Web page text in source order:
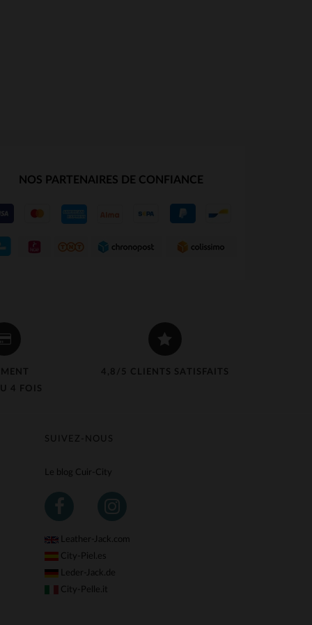
4 FOIS
4,8/5 CLIENTS SATISFAITS
NOS PARTENAIRES DE CONFIANCE
SUIVEZ-NOUS
Le blog Cuir-City
Leather-Jack.com
City-Piel.es
Leder-Jack.de
City-Pelle.it